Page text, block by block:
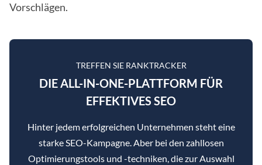
Vorschlägen.
TREFFEN SIE RANKTRACKER
DIE ALL-IN-ONE-PLATTFORM FÜR
EFFEKTIVES SEO
Hinter jedem erfolgreichen Unternehmen steht eine
starke SEO-Kampagne. Aber bei den zahllosen
Optimierungstools und -techniken, die zur Auswahl